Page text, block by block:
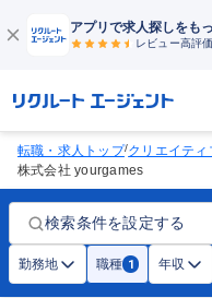
アプリで求人探しをも
レビュー高評
転職・求人トップ/クリエイテ
株式会社 yourgames
検索条件を設定する
勤務地 職種 1 年収